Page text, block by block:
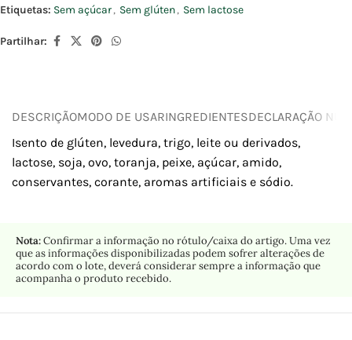
Etiquetas: Sem açúcar, Sem glúten, Sem lactose
Partilhar:
DESCRIÇÃOMODO DE USARINGREDIENTESDECLARAÇÃO
Isento de glúten, levedura, trigo, leite ou derivados,
lactose, soja, ovo, toranja, peixe, açúcar, amido,
conservantes, corante, aromas artificiais e sódio.
Nota:Confirmar a informação no rótulo/caixa do artigo. Uma vez
que as informações disponibilizadas podem sofrer alterações de
acordo com o lote, deverá considerar sempre a informação que
acompanha o produto recebido.